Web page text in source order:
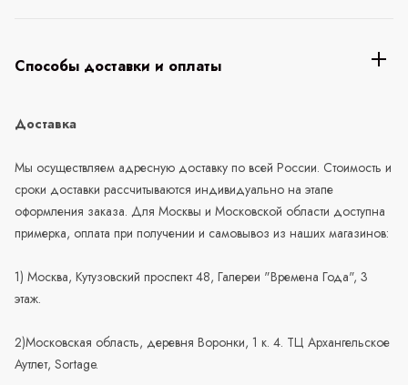
Способы доставки и оплаты
Доставка
Мы осуществляем адресную доставку по всей России. Стоимость и
сроки доставки рассчитываются индивидуально на этапе
оформления заказа. Для Москвы и Московской области доступна
примерка, оплата при получении и самовывоз из наших магазинов:
1) Москва, Кутузовский проспект 48, Галереи "Времена Года", 3
этаж.
2)Московская область, деревня Воронки, 1 к. 4. ТЦ Архангельское
Аутлет, Sortage.